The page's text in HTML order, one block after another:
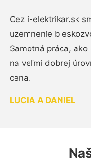
Cez i-elektrikar.sk
uzemnenie
Samotná práca,
na veľmi dobrej
cena.
LUCIA A DANIEL